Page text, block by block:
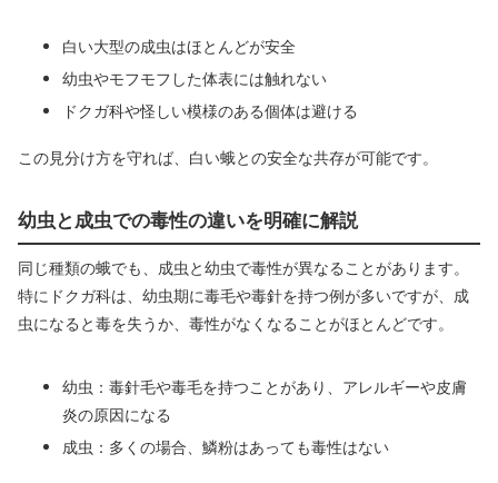
白い大型の成虫はほとんどが安全
幼虫やモフモフした体表には触れない
ドクガ科や怪しい模様のある個体は避ける
この見分け方を守れば、白い蛾との安全な共存が可能です。
幼虫と成虫での毒性の違いを明確に解説
同じ種類の蛾でも、成虫と幼虫で毒性が異なることがあります。
特にドクガ科は、幼虫期に毒毛や毒針を持つ例が多いですが、成
虫になると毒を失うか、毒性がなくなることがほとんどです。
幼虫：毒針毛や毒毛を持つことがあり、アレルギーや皮膚
炎の原因になる
成虫：多くの場合、鱗粉はあっても毒性はない